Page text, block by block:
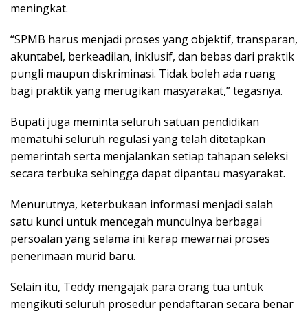
meningkat.
“SPMB harus menjadi proses yang objektif, transparan,
akuntabel, berkeadilan, inklusif, dan bebas dari praktik
pungli maupun diskriminasi. Tidak boleh ada ruang
bagi praktik yang merugikan masyarakat,” tegasnya.
Bupati juga meminta seluruh satuan pendidikan
mematuhi seluruh regulasi yang telah ditetapkan
pemerintah serta menjalankan setiap tahapan seleksi
secara terbuka sehingga dapat dipantau masyarakat.
Menurutnya, keterbukaan informasi menjadi salah
satu kunci untuk mencegah munculnya berbagai
persoalan yang selama ini kerap mewarnai proses
penerimaan murid baru.
Selain itu, Teddy mengajak para orang tua untuk
mengikuti seluruh prosedur pendaftaran secara benar